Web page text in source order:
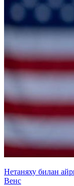
Нетаняху билан
Венс